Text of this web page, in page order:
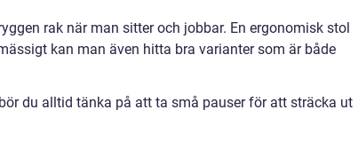
rak när man sitter och jobbar. En ergonomisk stol
kan man även hitta bra varianter som är både
du alltid tänka på att ta små pauser för att sträcka ut